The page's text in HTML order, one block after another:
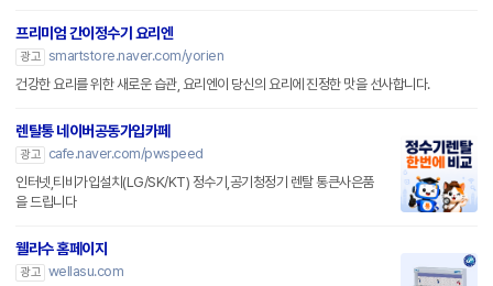
프리미엄 간이정수기 요리엔
광고 smartstore.naver.com/yorien
건강한 요리를 위한 새로운 습관, 요리엔이 당신의 요리에 진정한 맛을 선사합니다.
렌탈통 네이버공동가입카페
광고
cafe.naver.com/pwspeed
인터넷,티비가입설치(LG/SK/KT) 정수기,공기청정기 렌탈 통큰사은품
을 드립니다
웰라수 홈페이지
광고 wellasu.com